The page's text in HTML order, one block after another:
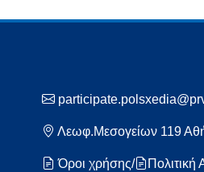
Λεωφ.Μεσογείων 119
Όροι χρήσης/